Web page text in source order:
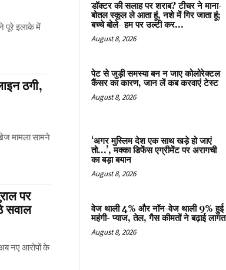
पूरे इलाके में
ठगी,
मामला सामने
पर
सवाल
अब नए आरोपों के
डॉक्टर की सलाह पर शराब? टीचर ने माना-
बोतल स्कूल ले आता हूं, नशे में गिर जाता हूं;
बच्चे बोले- हम पर उल्टी कर...
August 8, 2026
पेट से जुड़ी समस्या बन न जाए कोलोरेक्टल
कैंसर का कारण, जान लें कब करवाएं टेस्ट
August 8, 2026
‘अगर मुस्लिम देश एक साथ खड़े हो जाएं
तो…’, मक्का डिफेंस एग्रीमेंट पर अरागची
का बड़ा बयान
August 8, 2026
वेज थाली 4% और नॉन-वेज थाली 9% हुई
महंगी- प्याज, तेल, गैस कीमतों ने बढ़ाई लागत
August 8, 2026